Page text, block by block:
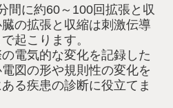
間に約60～100回拡張と収
の拡張と収縮は刺激伝導
起こります。
電気的な変化を記録した
図の形や規則性の変化を
る疾患の診断に役立てま